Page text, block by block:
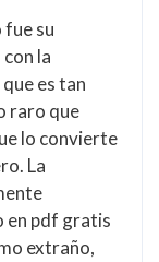
fue su
la
es tan
raro que
lo convierte
La
en pdf gratis
extraño,